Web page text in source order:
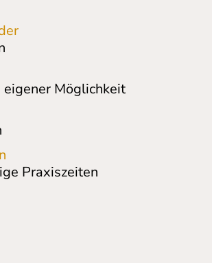
eigener Möglichkeit
Praxiszeiten